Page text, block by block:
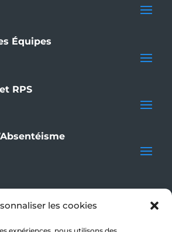
les cookies
Équipes
RPS